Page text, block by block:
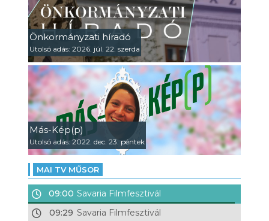
Önkormányzati híradó
Utolsó adás: 2026. júl. 22. szerda
Más-Kép(p)
Utolsó adás: 2022. dec. 23. péntek
MAI TV MŰSOR
09:00 Savaria Filmfesztivál
09:29 Savaria Filmfesztivál